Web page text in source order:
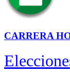
CARRERA